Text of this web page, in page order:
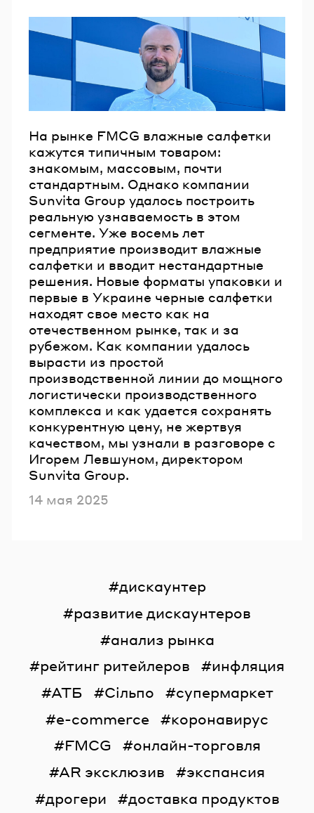
На рынке FMCG влажные салфетки
кажутся типичным товаром:
знакомым, массовым, почти
стандартным. Однако компании
Sunvita Group удалось построить
реальную узнаваемость в этом
сегменте. Уже восемь лет
предприятие производит влажные
салфетки и вводит нестандартные
решения. Новые форматы упаковки и
первые в Украине черные салфетки
находят свое место как на
отечественном рынке, так и за
рубежом. Как компании удалось
вырасти из простой
производственной линии до мощного
логистически производственного
комплекса и как удается сохранять
конкурентную цену, не жертвуя
качеством, мы узнали в разговоре с
Игорем Левшуном, директором
Sunvita Group.
Опубликовано
14 мая 2025
дискаунтер
развитие дискаунтеров
анализ рынка
рейтинг ритейлеров
инфляция
АТБ
Сільпо
супермаркет
e-commerce
коронавирус
FMCG
онлайн-торговля
AR эксклюзив
экспансия
дрогери
доставка продуктов